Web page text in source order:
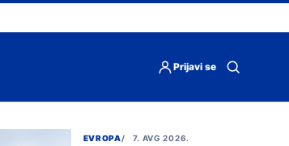
Prijavi se
Otvori
EVROPA 7. AVG 2026.